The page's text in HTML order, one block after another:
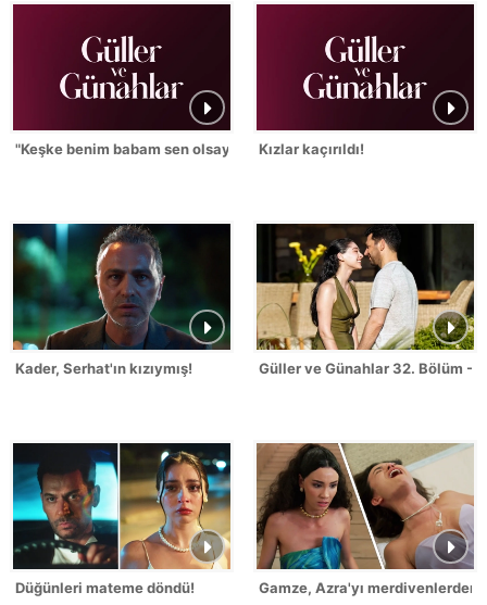
"Keşke benim babam sen olsaydın!"Kızlar kaçırıldı!
Kader, Serhat'ın kızıymış! Güller ve Günahlar 32. Bölüm -
Düğünleri mateme döndü! Gamze, Azra'yı merdivenlerden